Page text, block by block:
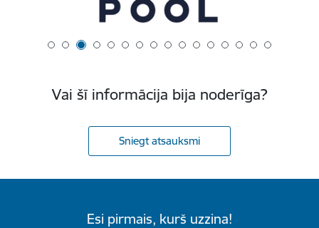
Vai šī informācija bija noderīga?
Sniegt atsauksmi
Esi pirmais, kurš uzzina!